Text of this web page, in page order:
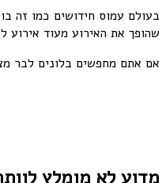
בעולם עמוס חידושים כמו זה
שהופך את האירוע מעוד אירוע
אם אתם מחפשים בלונים לבר מצווה בירושלים
מדוע לא מומלץ